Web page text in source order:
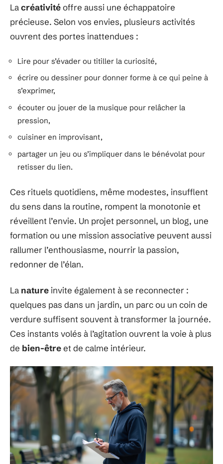
Lacréativitéoffre aussi une échappatoire
précieuse. Selon vos envies, plusieurs activités
ouvrent des portes inattendues :
Lire pour s’évader ou titiller la curiosité,
écrire ou dessiner pour donner forme à ce qui peine à
s’exprimer,
écouter ou jouer de la musique pour relâcher la
pression,
cuisiner en improvisant,
partager un jeu ou s’impliquer dans le bénévolat pour
retisser du lien.
Ces rituels quotidiens, même modestes, insufflent
du sens dans la routine, rompent la monotonie et
réveillent l’envie. Un projet personnel, un blog, une
formation ou une mission associative peuvent aussi
rallumer l’enthousiasme, nourrir la passion,
redonner de l’élan.
La nature invite également à se reconnecter :
quelques pas dans un jardin, un parc ou un coin de
verdure suffisent souvent à transformer la journée.
Ces instants volés à l’agitation ouvrent la voie à plus
de bien-êtreet de calme intérieur.